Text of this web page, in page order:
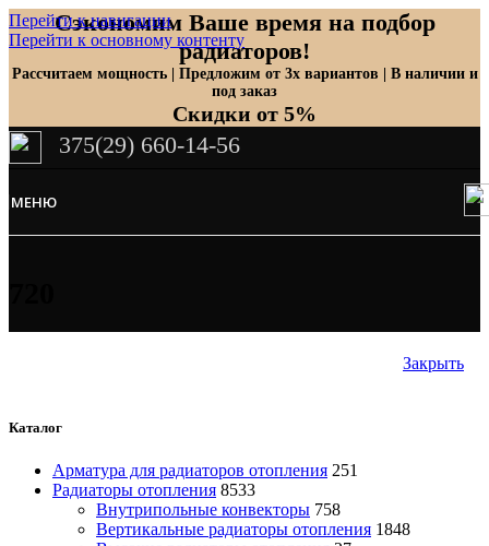
Перейти к навигации
Перейти к основному контенту
Сэкономим Ваше время на подбор
радиаторов!
Рассчитаем мощность | Предложим от 3х вариантов | В наличии и
под заказ
Скидки от 5%
375(29) 660-14-56
МЕНЮ
Закрыть
Каталог
Арматура для радиаторов отопления 251
Радиаторы отопления 8533
Внутрипольные конвекторы 758
Вертикальные радиаторы отопления 1848